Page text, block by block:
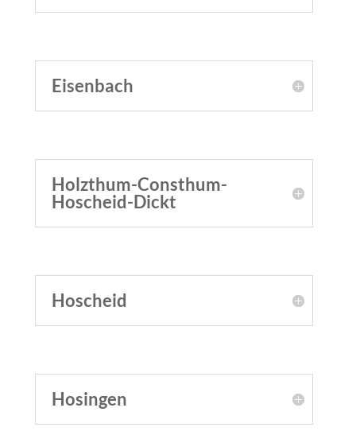
Eisenbach
Holzthum-Consthum-
Hoscheid-Dickt
Hoscheid
Hosingen